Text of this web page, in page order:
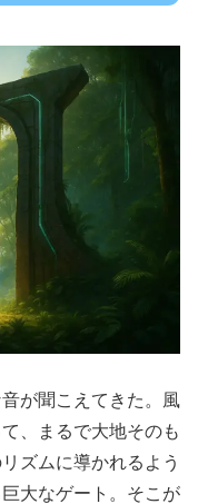
が聞こえてきた。風
、まるで大地そのも
ズムに導かれるよう
大なゲート。そこが